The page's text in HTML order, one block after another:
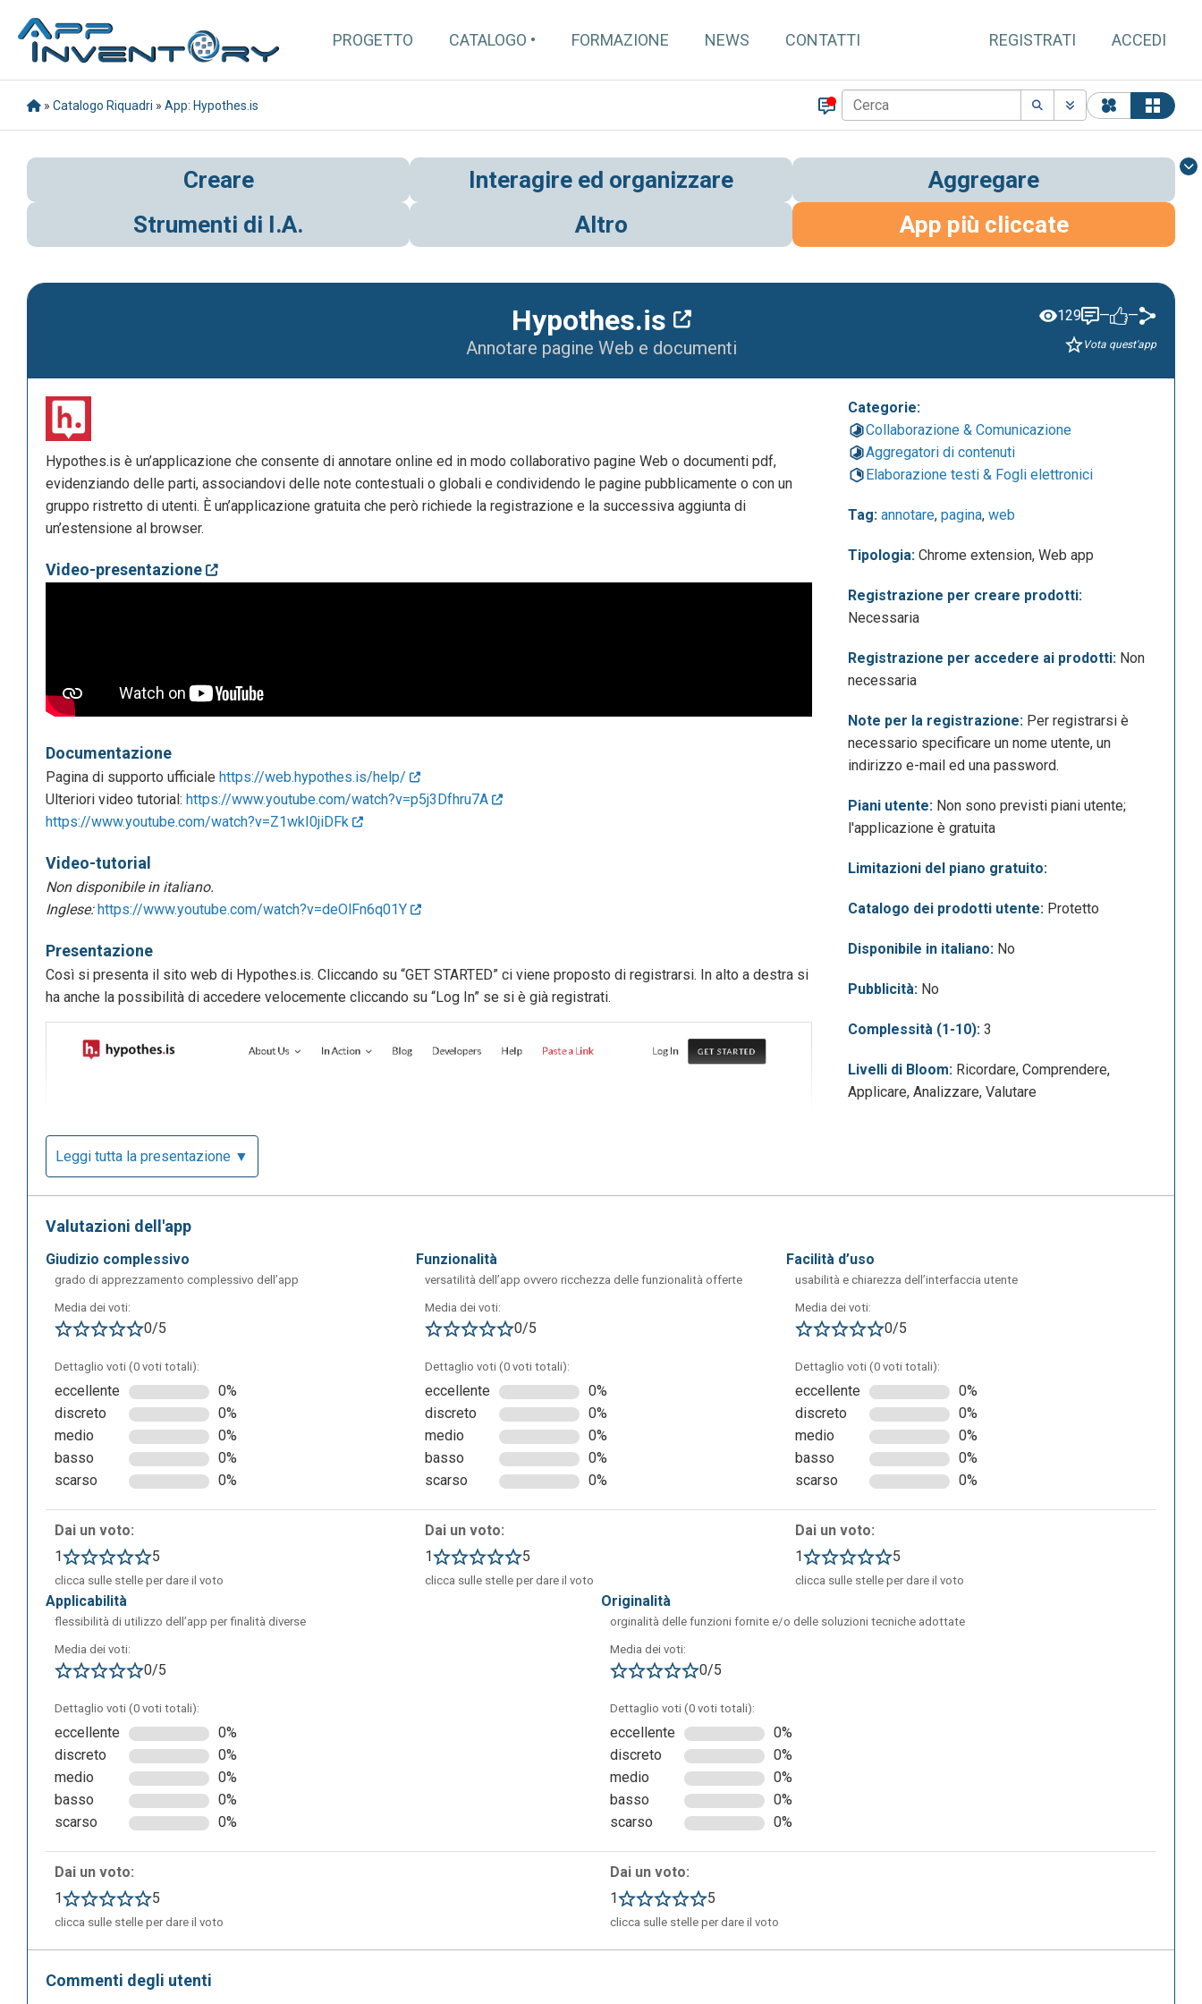
PROGETTO CATALOGO FORMAZIONE NEWS CONTATTI REGISTRATI ACCEDI
» Catalogo Riquadri » App: Hypothes.is
Creare Interagire ed organizzare
Aggregare
Strumenti di I.A.
Altro App più cliccate
Hypothes.is
Annotare pagine Web e documenti
129 — —
Vota quest'app
Hypothes.is è un’applicazione che consente di annotare online ed in modo collaborativo pagine Web o documenti pdf,
evidenziando delle parti, associandovi delle note contestuali o globali e condividendo le pagine pubblicamente o con un
gruppo ristretto di utenti. È un’applicazione gratuita che però richiede la registrazione e la successiva aggiunta di
un’estensione al browser.
Video-presentazione
Documentazione
Pagina di supporto ufficiale https://web.hypothes.is/help/
Ulteriori video tutorial: https://www.youtube.com/watch?v=p5j3Dfhru7A
https://www.youtube.com/watch?v=Z1wkI0jiDFk
Video-tutorial
Non disponibile in italiano.
Inglese: https://www.youtube.com/watch?v=deOlFn6q01Y
Presentazione
Così si presenta il sito web di Hypothes.is. Cliccando su “GET STARTED” ci viene proposto di registrarsi. In alto a destra si
ha anche la possibilità di accedere velocemente cliccando su “Log In” se si è già registrati.
Cliccando su “CREATE A FREE ACCOUNT” si verrà reindirizzati al modulo di registrazione.
Qui ci si registra gratuitamente inserendo i propri dati.
Leggi tutta la presentazione ▼
Categorie:
Collaborazione & Comunicazione
Aggregatori di contenuti
Elaborazione testi & Fogli elettronici
Tag: annotare,pagina,web
Tipologia: Chrome extension, Web app
Registrazione per creare prodotti:
Necessaria
Registrazione per accedere ai prodotti: Non
necessaria
Note per la registrazione: Per registrarsi è
necessario specificare un nome utente, un
indirizzo e-mail ed una password.
Piani utente: Non sono previsti piani utente;
l'applicazione è gratuita
Limitazioni del piano gratuito:
Catalogo dei prodotti utente: Protetto
Disponibile in italiano: No
Pubblicità: No
Complessità (1-10): 3
Livelli di Bloom: Ricordare, Comprendere,
Applicare, Analizzare, Valutare
Valutazioni dell'app
giudizio complessivo
grado di apprezzamento complessivo dell’app
Media dei voti:
0/5
Dettaglio voti (0 voti totali):
eccellente
0%
discreto
0%
medio
0%
basso
0%
scarso
0%
Dai un voto:
1
5
clicca sulle stelle per dare il voto
funzionalità
versatilità dell’app ovvero ricchezza delle funzionalità offerte
Media dei voti:
0/5
Dettaglio voti (0 voti totali):
eccellente
0%
discreto
0%
medio
0%
basso
0%
scarso
0%
Dai un voto:
1
5
clicca sulle stelle per dare il voto
facilità d’uso
usabilità e chiarezza dell’interfaccia utente
Media dei voti:
0/5
Dettaglio voti (0 voti totali):
eccellente
0%
discreto
0%
medio
0%
basso
0%
scarso
0%
Dai un voto:
1
5
clicca sulle stelle per dare il voto
applicabilità
flessibilità di utilizzo dell’app per finalità diverse
Media dei voti:
0/5
Dettaglio voti (0 voti totali):
eccellente
0%
discreto
0%
medio
0%
basso
0%
scarso
0%
Dai un voto:
1
5
clicca sulle stelle per dare il voto
originalità
orginalità delle funzioni fornite e/o delle soluzioni tecniche adottate
Media dei voti:
0/5
Dettaglio voti (0 voti totali):
eccellente
0%
discreto
0%
medio
0%
basso
0%
scarso
0%
Dai un voto:
1
5
clicca sulle stelle per dare il voto
Commenti degli utenti